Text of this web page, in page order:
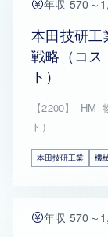
年収 570～
本田技研
戦略（コ
ト）
【2200】
ト）
本田技研工業 機
年収 570～